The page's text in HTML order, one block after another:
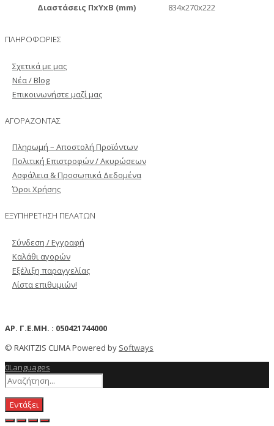
Διαστάσεις ΠxΥxΒ (mm) 834x270x222
ΠΛΗΡΟΦΟΡΙΕΣ
Σχετικά με μας
Νέα / Blog
Επικοινωνήστε μαζί μας
ΑΓΟΡΑΖΟΝΤΑΣ
Πληρωμή – Αποστολή Προϊόντων
Πολιτική Επιστροφών / Ακυρώσεων
Ασφάλεια & Προσωπικά Δεδομένα
Όροι Χρήσης
ΕΞΥΠΗΡΕΤΗΣΗ ΠΕΛΑΤΩΝ
Σύνδεση / Εγγραφή
Καλάθι αγορών
Εξέλιξη παραγγελίας
Λίστα επιθυμιών!
ΑΡ. Γ.Ε.ΜΗ. : 050421744000
© RAKITZIS CLIMA Powered by Softways
0Languages
Εντάξει